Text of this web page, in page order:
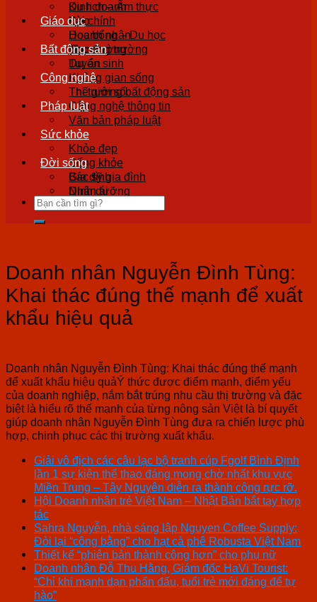
Kinh doanh
Tài chính
Doanh nhân
Thương trường
Du lịch – Ẩm thực
Đẹp
Giáo dục
Học bổng – Du học
Học đường
Tuyển sinh
Bất động sản
Dự án
Không gian sống
Thị trường bất động sản
Công nghệ
Thế giới số
Công nghệ thông tin
Pháp luật
Văn bản pháp luật
Sức khỏe
Khỏe đẹp
Sống khỏe
Bác sỹ gia đình
Dinh dưỡng
Đời sống
Gia đình
Nhân ái
Doanh nhân Nguyễn Đình Tùng:
Khai thác đúng thế mạnh để xuất
khẩu hiệu quả
Doanh nhân Nguyễn Đình Tùng: Khai thác đúng thế mạnh
để xuất khẩu hiệu quảÝ thức được điểm mạnh, điểm yếu
của doanh nghiệp, nắm bắt trúng nhu cầu thị trường và đặc
biệt là hiểu rõ thế mạnh của từng nông sản Việt là bí quyết
giúp doanh nhân Nguyễn Đình Tùng đưa ra chiến lược phù
hợp, chinh phục các thị trường xuất khẩu.
Giải vô địch các câu lạc bộ tranh cúp Fgolf Bình Định
lần 1 sự kiện thể thao đáng mong chờ nhất khu vực
Miền Trung – Tây Nguyên diễn ra thành công rực rỡ.
Hội Doanh nhân trẻ Việt Nam – Nhật Bản bắt tay hợp
tác
Sahra Nguyễn, nhà sáng lập Nguyen Coffee Supply:
Đòi lại “công bằng” cho hạt cà phê Robusta Việt Nam
Thiết kế “phiên bản thành công hơn” cho phụ nữ
Doanh nhân Đỗ Thu Hằng, Giám đốc HaVi Tourist:
“Chỉ khi mạnh dạn phấn đấu, tuổi trẻ mới đáng để tự
hào”